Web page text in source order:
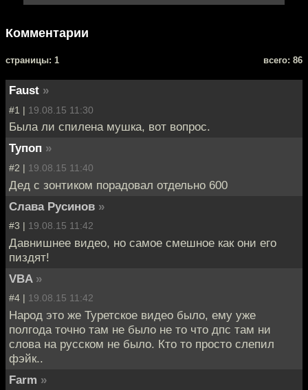
Комментарии
cтраницы: 1 всего: 86
Faust »
#1 | 19.08.15 11:30
Была ли спилена мушка, вот вопрос.
Тупоп »
#2 | 19.08.15 11:40
Дед с зонтиком порадовал отдельно 600
Слава Русинов »
#3 | 19.08.15 11:42
Давнишнее видео, но самое смешное как они его
пиздят!
VBA »
#4 | 19.08.15 11:42
Народ это же Туретское видео было, ему уже
полгода точно там не было не то что дпс там ни
слова на русском не было. Кто то просто слепил
фэйк..
Farm »